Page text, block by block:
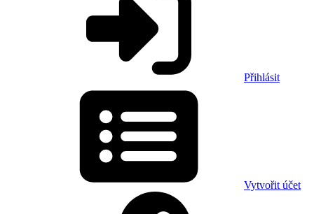
Přihlásit
Vytvořit účet